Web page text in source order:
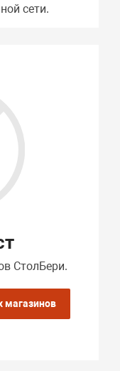
сети.
СтолБери.
магазинов